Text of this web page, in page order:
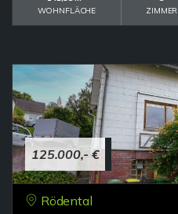
WOHNFLÄCHE
ZIMMER
125.000,- €
Rödental